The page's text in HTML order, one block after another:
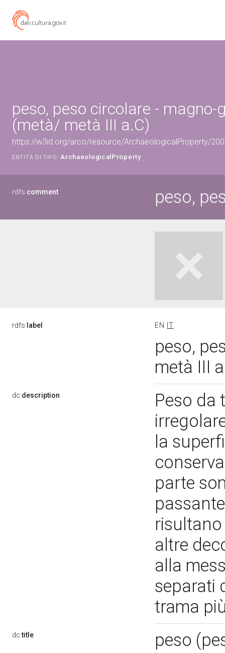
peso, peso circolare - magno-
(metà/ metà III a.C)
https://w3id.org/arco/resource/ArchaeologicalProperty/
ENTITÀ DI TIPO: ArchaeologicalProperty
rdfs:comment peso,
rdfs: label EN IT
peso,
metà III
dc:description
Peso da
la
parte
risultano
altre
alla
separati
trama
dc:title peso